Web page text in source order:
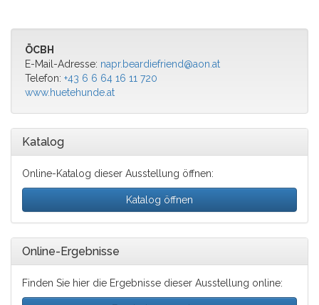
ÖCBH
E-Mail-Adresse: napr.beardiefriend@aon.at
Telefon: +43 6 6 64 16 11 720
www.huetehunde.at
Katalog
Online-Katalog dieser Ausstellung öffnen:
Katalog öffnen
Online-Ergebnisse
Finden Sie hier die Ergebnisse dieser Ausstellung online: